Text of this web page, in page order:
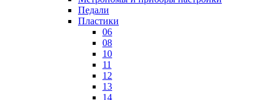
Педали
Пластики
06
08
10
11
12
13
14